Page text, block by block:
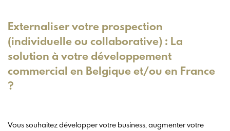
Externaliser votre prospection
(individuelle ou collaborative) : La
solution à votre développement
commercial en Belgique et/ou en France
?
Vous souhaitez développer votre business, augmenter votre